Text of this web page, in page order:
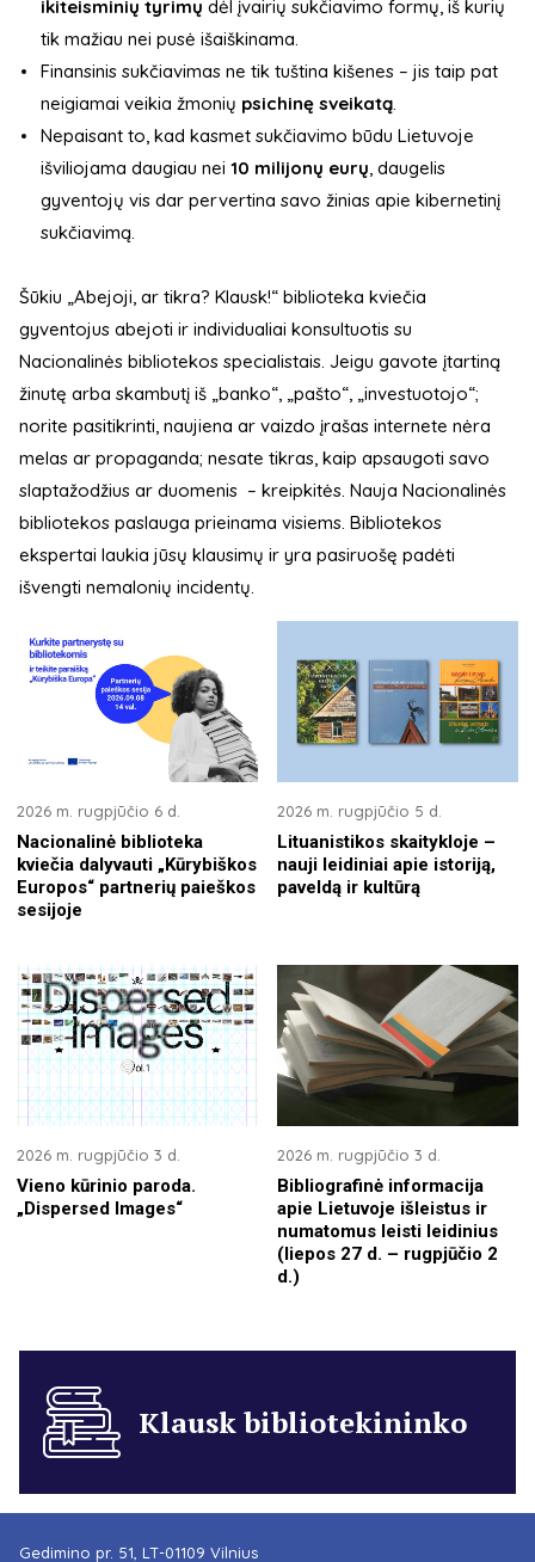
ikiteisminių tyrimų dėl įvairių sukčiavimo formų, iš kurių
tik mažiau nei pusė išaiškinama.
Finansinis sukčiavimas ne tik tuština kišenes – jis taip pat
neigiamai veikia žmonių psichinę sveikatą.
Nepaisant to, kad kasmet sukčiavimo būdu Lietuvoje
išviliojama daugiau nei 10 milijonų eurų, daugelis
gyventojų vis dar pervertina savo žinias apie kibernetinį
sukčiavimą.
Šūkiu „Abejoji, ar tikra? Klausk!“ biblioteka kviečia
gyventojus abejoti ir individualiai konsultuotis su
Nacionalinės bibliotekos specialistais. Jeigu gavote įtartiną
žinutę arba skambutį iš „banko“, „pašto“, „investuotojo“;
norite pasitikrinti, naujiena ar vaizdo įrašas internete nėra
melas ar propaganda; nesate tikras, kaip apsaugoti savo
slaptažodžius ar duomenis – kreipkitės. Nauja Nacionalinės
bibliotekos paslauga prieinama visiems. Bibliotekos
ekspertai laukia jūsų klausimų ir yra pasiruošę padėti
išvengti nemalonių incidentų.
2026 m. rugpjūčio 6 d.
Nacionalinė biblioteka
kviečia dalyvauti „Kūrybiškos
Europos“ partnerių paieškos
sesijoje
2026 m. rugpjūčio 5 d.
Lituanistikos skaitykloje –
nauji leidiniai apie istoriją,
paveldą ir kultūrą
2026 m. rugpjūčio 3 d.
Vieno kūrinio paroda.
„Dispersed Images“
2026 m. rugpjūčio 3 d.
Bibliografinė informacija
apie Lietuvoje išleistus ir
numatomus leisti leidinius
(liepos 27 d. – rugpjūčio 2
d.)
Klausk bibliotekininko
Gedimino pr. 51, LT-01109 Vilnius